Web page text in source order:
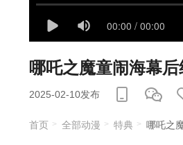
哪吒之魔童闹海幕
2025-02-10发布
首页 全部动漫 特典 哪吒之